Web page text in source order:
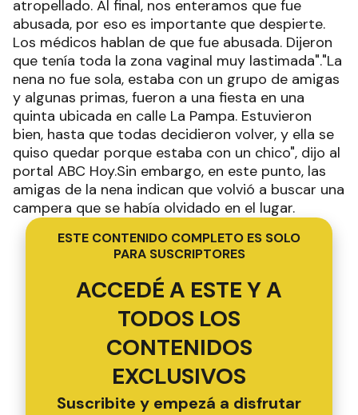
atropellado. Al final, nos enteramos que fue
abusada, por eso es importante que despierte.
Los médicos hablan de que fue abusada. Dijeron
que tenía toda la zona vaginal muy lastimada"."La
nena no fue sola, estaba con un grupo de amigas
y algunas primas, fueron a una fiesta en una
quinta ubicada en calle La Pampa. Estuvieron
bien, hasta que todas decidieron volver, y ella se
quiso quedar porque estaba con un chico", dijo al
portal ABC Hoy.Sin embargo, en este punto, las
amigas de la nena indican que volvió a buscar una
campera que se había olvidado en el lugar.
ESTE CONTENIDO COMPLETO ES SOLO
PARA SUSCRIPTORES
ACCEDÉ A ESTE Y A
TODOS LOS
CONTENIDOS
EXCLUSIVOS
Suscribite y empezá a disfrutar